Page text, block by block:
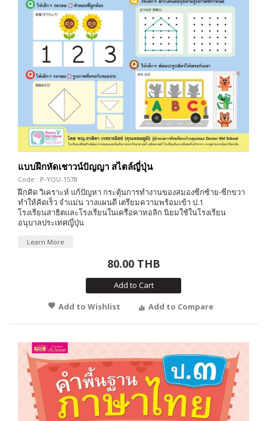
แบบฝึกหัดเชาวน์ปัญญา สไตล์ญี่ปุ่น
Code : P-YOU-1578
ฝึกคิด วิเคราะห์ แก้ปัญหา กระตุ้นการทำงานของสมองซีกซ้าย-ซีกขวา
ทำให้คิดเร็ว จำแม่น วางแผนดี เตรียมความพร้อมเข้า ป.1
โรงเรียนสาธิตและโรงเรียนในเครือคาทอลิก นิยมใช้ในโรงเรียน
อนุบาลประเทศญี่ปุ่น
Learn More
80.00 THB
Add to Cart
Add to Wishlist
Add to Compare